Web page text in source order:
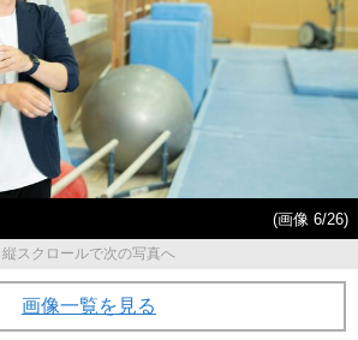
(画像 6/26)
縦スクロールで次の写真へ
画像一覧を見る